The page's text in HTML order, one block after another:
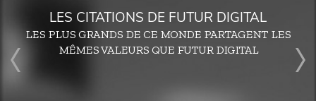
LES CITATIONS DE FUTUR DIGITAL
LES PLUS GRANDS DE CE MONDE PARTAGENT LES
MÊMES VALEURS QUE FUTUR DIGITAL